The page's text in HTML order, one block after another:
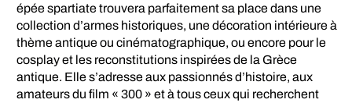
épée spartiate trouvera parfaitement sa place dans une
collection d’armes historiques, une décoration intérieure à
thème antique ou cinématographique, ou encore pour le
cosplay et les reconstitutions inspirées de la Grèce
antique. Elle s’adresse aux passionnés d’histoire, aux
amateurs du film « 300 » et à tous ceux qui recherchent